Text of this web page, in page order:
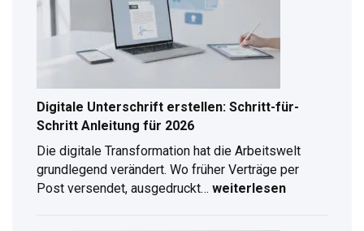
Digitale Unterschrift erstellen: Schritt-für-
Schritt Anleitung für 2026
Die digitale Transformation hat die Arbeitswelt
grundlegend verändert. Wo früher Verträge per
Post versendet, ausgedruckt… weiterlesen